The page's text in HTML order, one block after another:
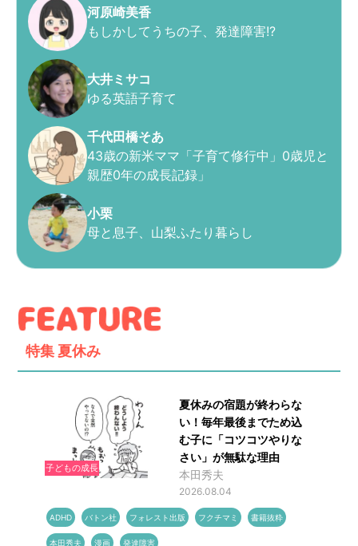
河原崎美香
もしかしてうちの子、発達障害!?
大井ミサコ
ゆる英語子育て
千代田橋そあ
43歳の新米ママ「子育て修行中」0歳児と
親歴0年の成長記録」
小栗
母と息子、山梨ふたり暮らし
特集 夏休み
子どもの成長
夏休みの宿題が終わらな
い！毎年最後までため込
む子に「コツコツやりな
さい」が無駄な理由
本田秀夫
2026.08.04
ADHD バトン社 フォレスト出版 フクチマミ 書籍抜粋
本田秀夫 漫画 発達障害